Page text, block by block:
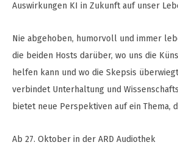
Auswirkungen KI in Zukunft auf unser
Nie abgehoben, humorvoll und immer
die beiden Hosts darüber, wo uns die
helfen kann und wo die Skepsis
verbindet Unterhaltung und
bietet neue Perspektiven auf ein Thema,
Ab 27. Oktober in der ARD Audiothek